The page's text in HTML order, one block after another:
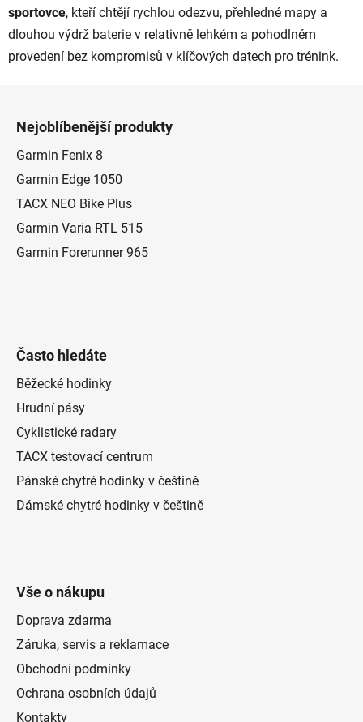
sportovce, kteří chtějí rychlou odezvu, přehledné mapy a
dlouhou výdrž baterie v relativně lehkém a pohodlném
provedení bez kompromisů v klíčových datech pro trénink.
Nejoblíbenější produkty
Garmin Fenix 8
Garmin Edge 1050
TACX NEO Bike Plus
Garmin Varia RTL 515
Garmin Forerunner 965
Často hledáte
Běžecké hodinky
Hrudní pásy
Cyklistické radary
TACX testovací centrum
Pánské chytré hodinky v češtině
Dámské chytré hodinky v češtině
Vše o nákupu
Doprava zdarma
Záruka, servis a reklamace
Obchodní podmínky
Ochrana osobních údajů
Kontakty